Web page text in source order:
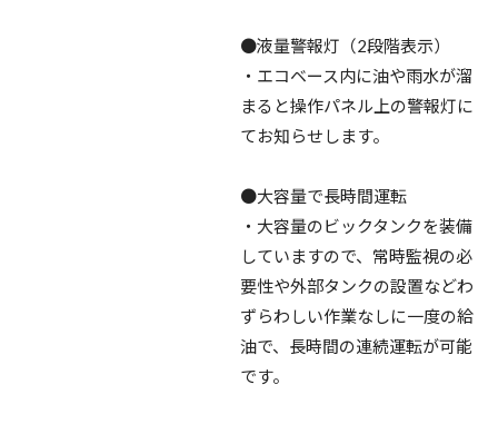
●液量警報灯（2段階表示）
・エコベース内に油や雨水が溜
まると操作パネル上の警報灯に
てお知らせします。
●大容量で長時間運転
・大容量のビックタンクを装備
していますので、常時監視の必
要性や外部タンクの設置などわ
ずらわしい作業なしに一度の給
油で、長時間の連続運転が可能
です。